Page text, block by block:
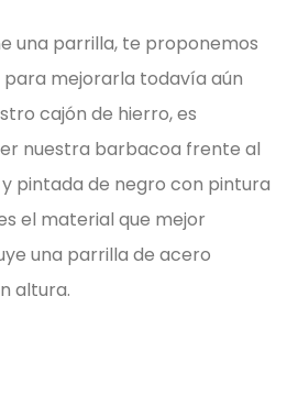
una parrilla, te proponemos
mejorarla todavía aún
cajón de hierro, es
nuestra barbacoa frente al
pintada de negro con pintura
el material que mejor
una parrilla de acero
altura.